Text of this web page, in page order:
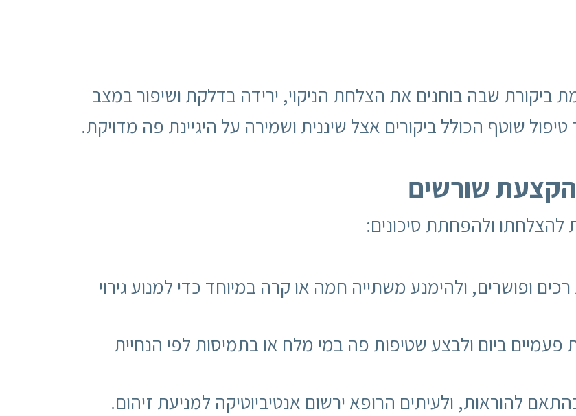
ביקורת שבה בוחנים את הצלחת הניקוי, ירידה בדלקת ושיפור במצב
שוטף הכולל ביקורים אצל שיננית ושמירה על היגיינת פה מדויקת.
הקצעת שורשים
להצלחתו ולהפחתת סיכונים:
רכים ופושרים, ולהימנע משתייה חמה או קרה במיוחד כדי למנוע גירוי
ביום ולבצע שטיפות פה במי מלח או בתמיסות לפי הנחיית
להוראות, ולעיתים הרופא ירשום אנטיביוטיקה למניעת זיהום.